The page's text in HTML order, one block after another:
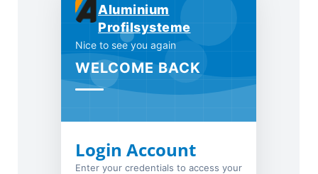
Aluminium
Profilsysteme
Nice to see you again
WELCOME BACK
Login Account
Enter your credentials to access your